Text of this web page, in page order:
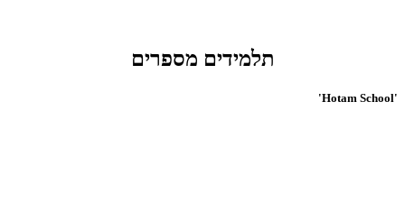
תלמידים מספרים
'Hotam School'